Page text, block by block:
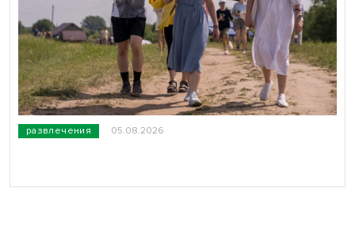
развлечения 05.08.2026